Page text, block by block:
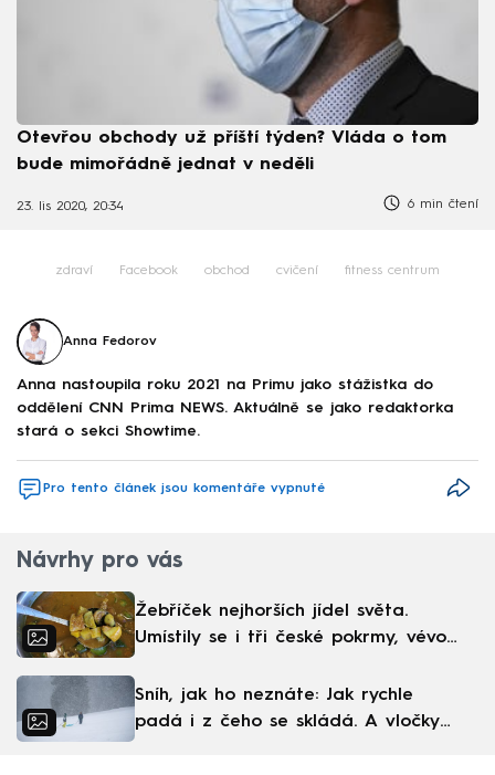
Otevřou obchody už příští týden? Vláda o tom
bude mimořádně jednat v neděli
23. lis 2020, 20:34 6 min čtení
zdraví Facebook obchod cvičení fitness centrum
Anna Fedorov
Anna nastoupila roku 2021 na Primu jako stážistka do
oddělení CNN Prima NEWS. Aktuálně se jako redaktorka
stará o sekci Showtime.
Pro tento článek jsou komentáře vypnuté
Návrhy pro vás
Žebříček nejhorších jídel světa.
Umístily se i tři české pokrmy, vévodí
Sníh, jak ho neznáte: Jak rychle
padá i z čeho se skládá. A vločky